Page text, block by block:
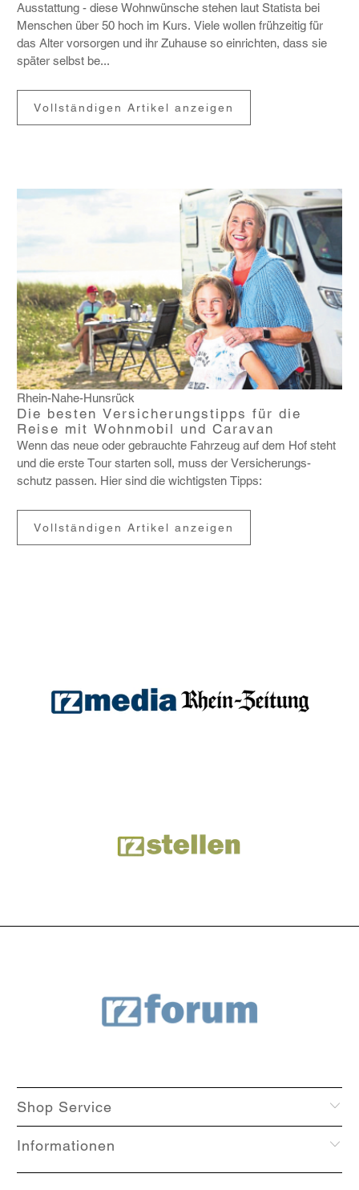
Ausstat­tung - diese Wohn­wün­sche stehen laut Statista bei
Menschen über 50 hoch im Kurs. Viele wollen früh­zeitig für
das Alter vorsorgen und ihr Zuhause so einrichten, dass sie
später selbst be...
Vollständigen Artikel anzeigen
Rhein-Nahe-Hunsrück
Die besten Versicherungstipps für die
Reise mit Wohnmobil und Caravan
Wenn das neue oder gebrauchte Fahr­zeug auf dem Hof steht
und die erste Tour starten soll, muss der Versi­che­rungs­
schutz passen. Hier sind die wich­tigsten Tipps:
Vollständigen Artikel anzeigen
Shop Service
Informationen